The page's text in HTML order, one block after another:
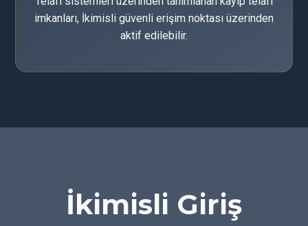
imkanları, İkimisli güvenli erişim noktası üzerinden
aktif edilebilir.
İkimisli Giriş